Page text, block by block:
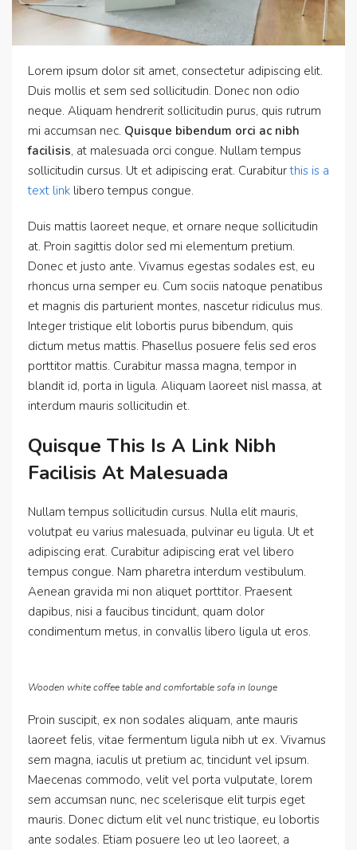
Lorem ipsum dolor sit amet, consectetur adipiscing elit.
Duis mollis et sem sed sollicitudin. Donec non odio
neque. Aliquam hendrerit sollicitudin purus, quis rutrum
mi accumsan nec. Quisque bibendum orci ac nibh
facilisis, at malesuada orci congue. Nullam tempus
sollicitudin cursus. Ut et adipiscing erat. Curabiturthis is a
text link libero tempus congue.
Duis mattis laoreet neque, et ornare neque sollicitudin
at. Proin sagittis dolor sed mi elementum pretium.
Donec et justo ante. Vivamus egestas sodales est, eu
rhoncus urna semper eu. Cum sociis natoque penatibus
et magnis dis parturient montes, nascetur ridiculus mus.
Integer tristique elit lobortis purus bibendum, quis
dictum metus mattis. Phasellus posuere felis sed eros
porttitor mattis. Curabitur massa magna, tempor in
blandit id, porta in ligula. Aliquam laoreet nisl massa, at
interdum mauris sollicitudin et.
Quisque This Is A Link Nibh
Facilisis At Malesuada
Nullam tempus sollicitudin cursus. Nulla elit mauris,
volutpat eu varius malesuada, pulvinar eu ligula. Ut et
adipiscing erat. Curabitur adipiscing erat vel libero
tempus congue. Nam pharetra interdum vestibulum.
Aenean gravida mi non aliquet porttitor. Praesent
dapibus, nisi a faucibus tincidunt, quam dolor
condimentum metus, in convallis libero ligula ut eros.
Wooden white coffee table and comfortable sofa in lounge
Proin suscipit, ex non sodales aliquam, ante mauris
laoreet felis, vitae fermentum ligula nibh ut ex. Vivamus
sem magna, iaculis ut pretium ac, tincidunt vel ipsum.
Maecenas commodo, velit vel porta vulputate, lorem
sem accumsan nunc, nec scelerisque elit turpis eget
mauris. Donec dictum elit vel nunc tristique, eu lobortis
ante sodales. Etiam posuere leo ut leo laoreet, a